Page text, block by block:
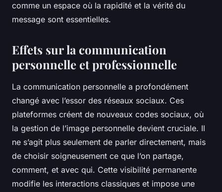
comme un espace où la rapidité et la vérité du
message sont essentielles.
Effets sur la communication
personnelle et professionnelle
La communication personnelle a profondément
changé avec l’essor des réseaux sociaux. Ces
plateformes créent de nouveaux codes sociaux, où
la gestion de l’image personnelle devient cruciale. Il
ne s’agit plus seulement de parler directement, mais
de choisir soigneusement ce que l’on partage,
comment, et avec qui. Cette visibilité permanente
modifie les interactions classiques et impose une